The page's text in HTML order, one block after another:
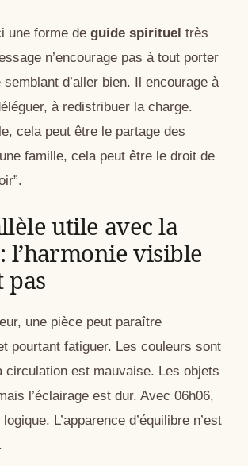
une forme de guide spirituel très
n’encourage pas à tout porter
d’aller bien. Il encourage à
à redistribuer la charge.
cela peut être le partage des
famille, cela peut être le droit de
utile avec la
l’harmonie visible
pas
une pièce peut paraître
pourtant fatiguer. Les couleurs sont
circulation est mauvaise. Les objets
l’éclairage est dur. Avec 06h06,
L’apparence d’équilibre n’est